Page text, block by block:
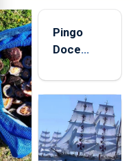
Pingo
Doce
quinta-
feira nova
loja em
São
Sebastião